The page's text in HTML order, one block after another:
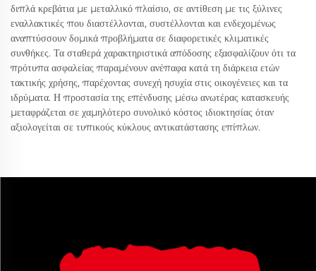
διπλά κρεβάτια με μεταλλικό πλαίσιο, σε αντίθεση με τις ξύλινες
εναλλακτικές που διαστέλλονται, συστέλλονται και ενδεχομένως
αναπτύσσουν δομικά προβλήματα σε διαφορετικές κλιματικές
συνθήκες. Τα σταθερά χαρακτηριστικά απόδοσης εξασφαλίζουν ότι τα
πρότυπα ασφαλείας παραμένουν ανέπαφα κατά τη διάρκεια ετών
τακτικής χρήσης, παρέχοντας συνεχή ησυχία στις οικογένειες και τα
ιδρύματα. Η προστασία της επένδυσης μέσω ανωτέρας κατασκευής
μεταφράζεται σε χαμηλότερο συνολικό κόστος ιδιοκτησίας όταν
αξιολογείται σε τυπικούς κύκλους αντικατάστασης επίπλων.